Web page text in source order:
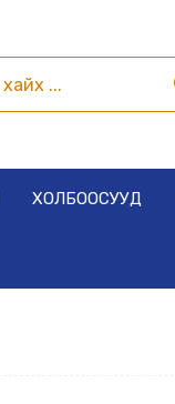
ХОЛБООСУУД